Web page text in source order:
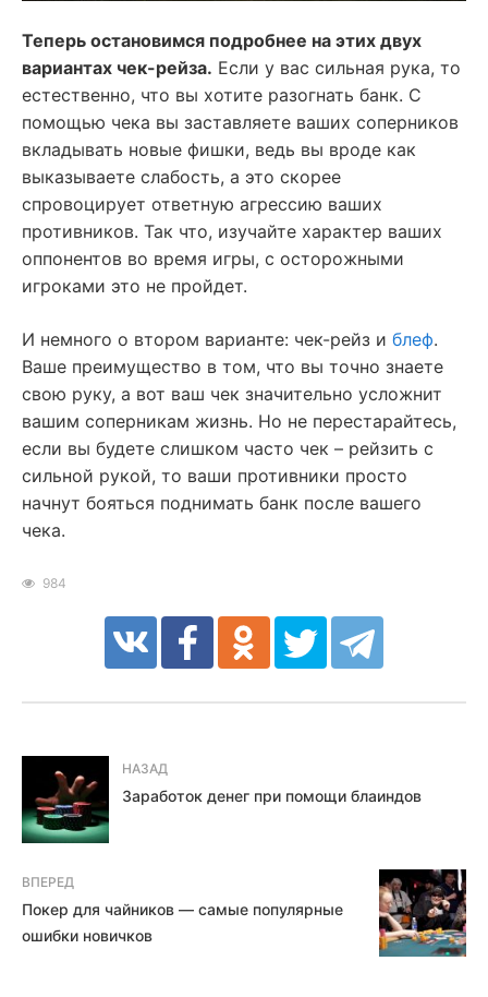
Теперь остановимся подробнее на этих двух
вариантах чек-рейза. Если у вас сильная рука, то
естественно, что вы хотите разогнать банк. С
помощью чека вы заставляете ваших соперников
вкладывать новые фишки, ведь вы вроде как
выказываете слабость, а это скорее
спровоцирует ответную агрессию ваших
противников. Так что, изучайте характер ваших
оппонентов во время игры, с осторожными
игроками это не пройдет.
И немного о втором варианте: чек-рейз и блеф.
Ваше преимущество в том, что вы точно знаете
свою руку, а вот ваш чек значительно усложнит
вашим соперникам жизнь. Но не перестарайтесь,
если вы будете слишком часто чек – рейзить с
сильной рукой, то ваши противники просто
начнут бояться поднимать банк после вашего
чека.
984
НАЗАД
Заработок денег при помощи блаиндов
ВПЕРЕД
Покер для чайников — самые популярные
ошибки новичков